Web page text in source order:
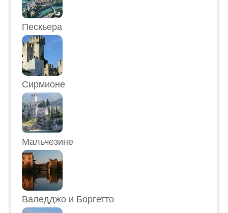
Пескьера
Сирмионе
Мальчезине
Валедджо и Боргетто